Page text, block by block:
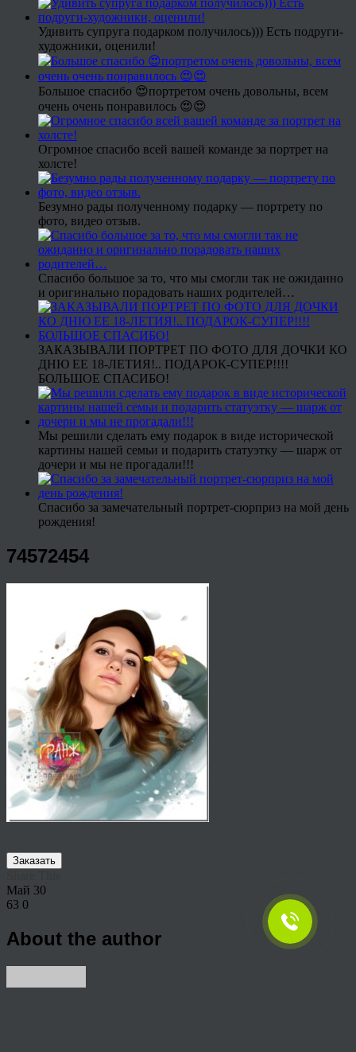
Удивить супруга подарком получилось))) Есть подруги-
художники, оценили!
Большое спасибо 😍портретом очень довольны, всем
очень очень понравилось 😍😍
Огромное спасибо всей вашей команде за портрет на
холсте!
Безумно рады полученному подарку — портрету по
фото, видео отзыв.
Спасибо большое за то, что мы смогли так не ожиданно
и оригинально порадовать наших родителей…
ЗАКАЗЫВАЛИ ПОРТРЕТ ПО ФОТО ДЛЯ ДОЧКИ КО
ДНЮ ЕЕ 18-ЛЕТИЯ!.. ПОДАРОК-СУПЕР!!!!
БОЛЬШОЕ СПАСИБО!
Мы решили сделать ему подарок в виде исторической
картины нашей семьи и подарить статуэтку — шарж от
дочери и мы не прогадали!!!
Спасибо за замечательный портрет-сюрприз на мой день
рождения!
74572454
Заказать
Май 30
63 0
About the author